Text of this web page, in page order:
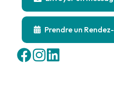
Prendre un